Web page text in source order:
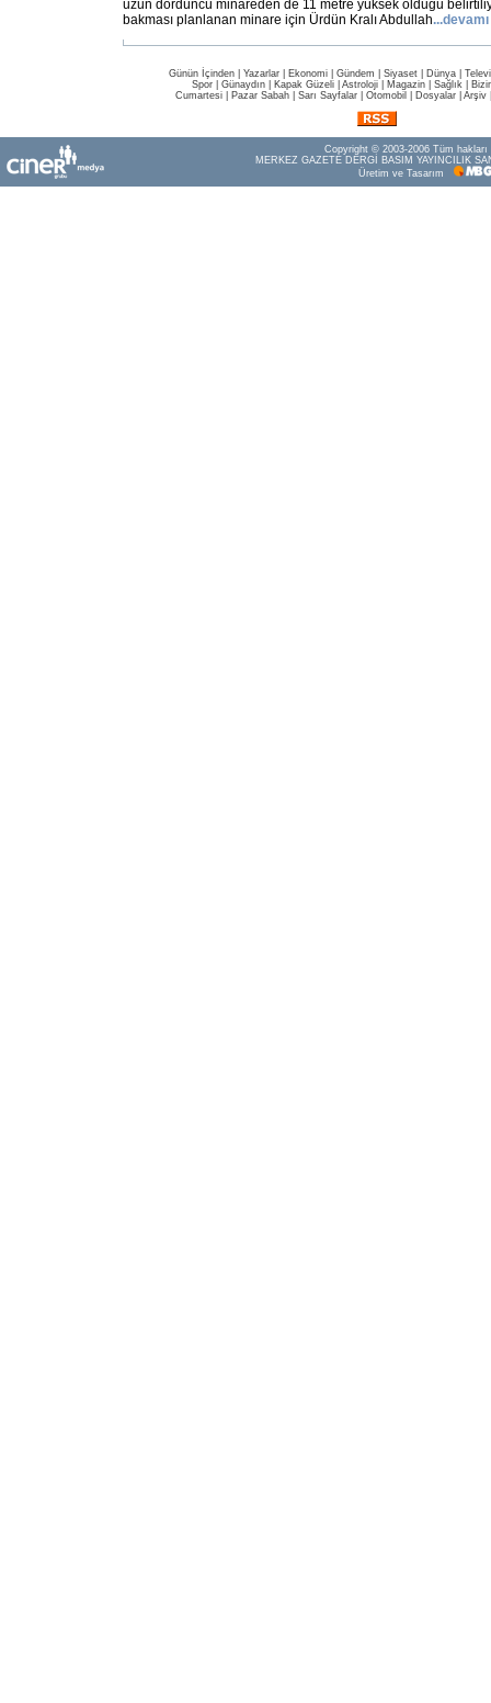
uzun dördüncü minareden de 11 metre yüksek olduğu
bakması planlanan minare için Ürdün Kralı Abdullah...devamı
Günün İçinden Yazarlar Ekonomi Gündem Siyaset Dünya |
Spor
Günaydın Kapak Güzeli Astroloji Magazin Sağlık
Cumartesi
Pazar Sabah Sarı Sayfalar Otomobil Dosyalar Arşiv
Copyright © 2003-2006 Tüm hakları
MERKEZ GAZETE DERGİ BASIM YAYINCILIK
Üretim ve Tasarım